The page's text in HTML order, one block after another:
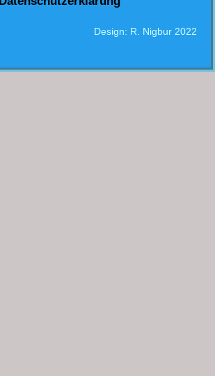
Design: R. Nigbur 2022